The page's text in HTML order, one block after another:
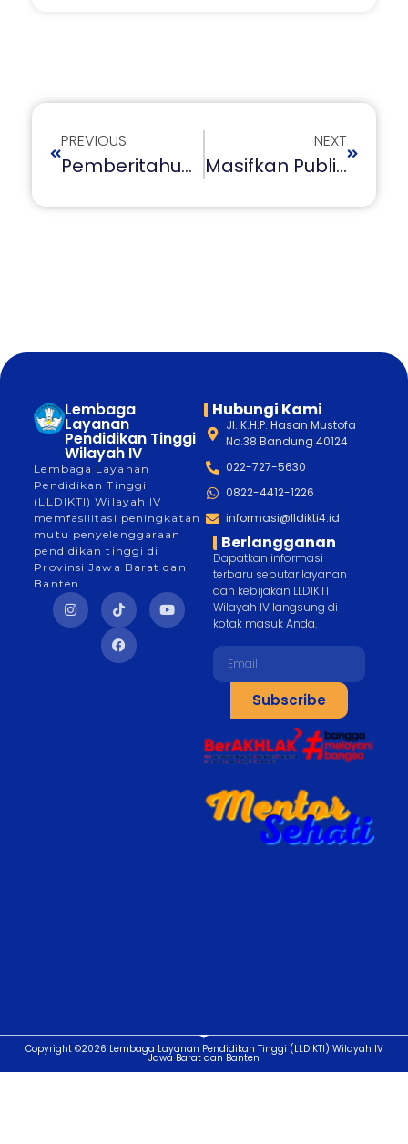
PREVIOUS
Pemberitahuan Mekanisme Pengaktifan Sertifikasi Dosen Dan Pelaporan Pelaksanaan Studi Lanjut Dosen
NEXT
Masifkan Publikasi Ilmiah, LLDIKTI 4 Fasilitasi Workshop Serentak Di 3 Tempat
Lembaga
Layanan
Pendidikan Tinggi
Wilayah IV
Lembaga Layanan
Pendidikan Tinggi
(LLDIKTI) Wilayah IV
memfasilitasi peningkatan
mutu penyelenggaraan
pendidikan tinggi di
Provinsi Jawa Barat dan
Banten.
Hubungi Kami
Jl. K.H.P. Hasan Mustofa
No.38 Bandung 40124
022-727-5630
0822-4412-1226
informasi@lldikti4.id
Berlangganan
Dapatkan informasi
terbaru seputar layanan
dan kebijakan LLDIKTI
Wilayah IV langsung di
kotak masuk Anda.
Subscribe
Copyright ©2026 Lembaga Layanan Pendidikan Tinggi (LLDIKTI) Wilayah IV
Jawa Barat dan Banten